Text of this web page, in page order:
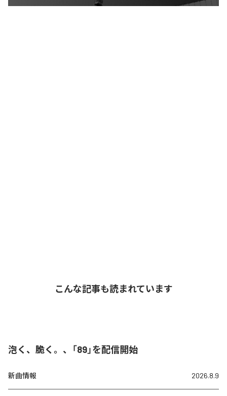
こんな記事も読まれています
泡く、脆く。、「89」を配信開始
新曲情報 2026.8.9